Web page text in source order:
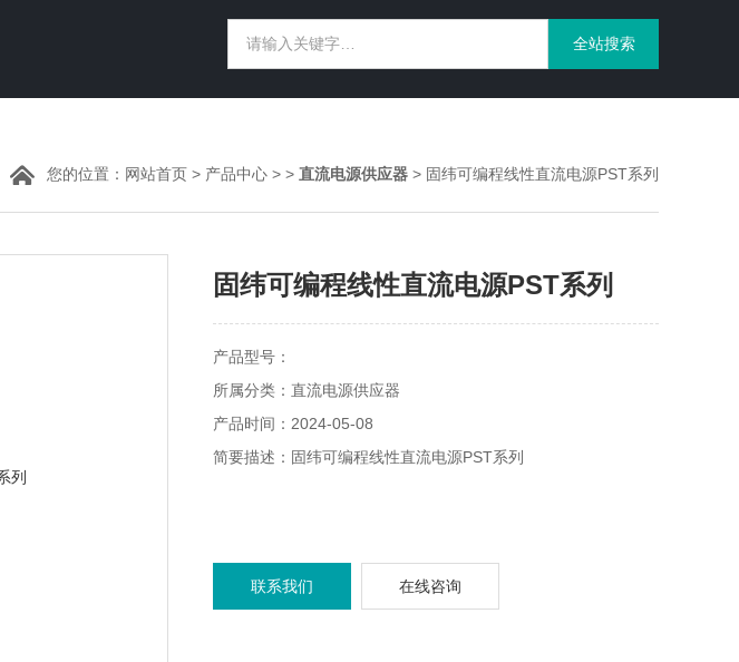
您的位置： 网站首页 > 产品中心 > > 直流电源供应器 > 固纬可编程线性直流电源PST系列
固纬可编程线性直流电源PST系列
产品型号：
所属分类：直流电源供应器
产品时间：2024-05-08
简要描述：固纬可编程线性直流电源PST系列
联系我们 在线咨询